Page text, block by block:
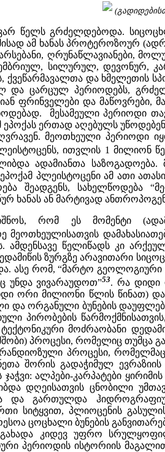
წელს გრძელდებოდა.
ამ ხანას პროტეროზოურ
ღრუნაწლავიანები,
სილურულ, დევონურ,
ქვეწარმავალთა და ხმელეთის
და ცარცულ პერიოდებს,
ფრინველები და მაწოვრები,
მესამეული პერიოდი
ეპოქას ერთად აღებულს
მეოთხეული პერიოდი
ითვლის 1 მილიონ
ადამიანთა
პლეისტოცენი ამ ათი
შეადგენს, სახელწოდება
ხანას ან მარტივად
რომ ეს მომენტი
მეოთხეულისათვის
ამდენსავე წელიწადს კი
ზურგზე არავითარი
ასე რომ, “მარტო გეოლოგიური
უნდა ვივარაუდოთ”53. რა დიდი
ორი მილიონი წლის წინათ)
და ორგანული ბუნების
პირობების
მოძრაობანი
პროცესი, რომელიც თუმცა
პროცესი,
შორის გადაჭიმულ
ალპები-კარპატები
დღეისათვის ცნობილი
და გართულდა
სიტყვით, პლიოცენის
ცოცხალი ბუნების
გახადა კიდევ უფრო
პერიოდის ისტორიის